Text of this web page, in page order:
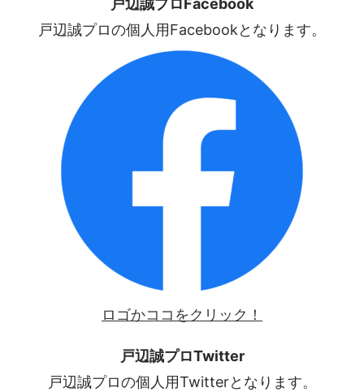
戸辺誠プロFacebook
戸辺誠プロの個人用Facebookとなります。
ロゴかココをクリック！
戸辺誠プロTwitter
戸辺誠プロの個人用Twitterとなります。